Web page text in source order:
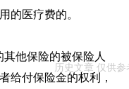
的医疗费的。
其他保险的被保险人
给付保险金的权利，